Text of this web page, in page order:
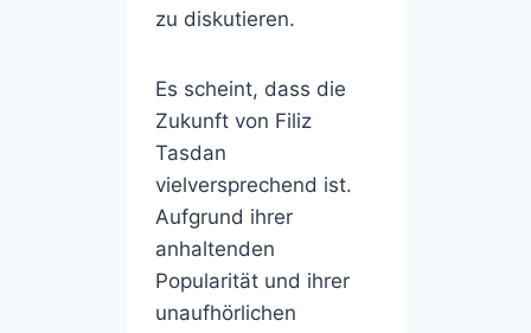
zu diskutieren.
Es scheint, dass die
Zukunft von Filiz
Tasdan
vielversprechend ist.
Aufgrund ihrer
anhaltenden
Popularität und ihrer
unaufhörlichen